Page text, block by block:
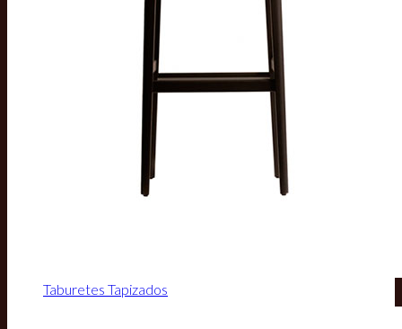
Taburetes Tapizados